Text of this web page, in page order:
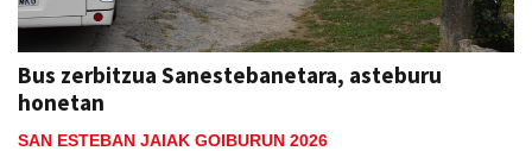
Bus zerbitzua Sanestebanetara, asteburu
honetan
SAN ESTEBAN JAIAK GOIBURUN 2026